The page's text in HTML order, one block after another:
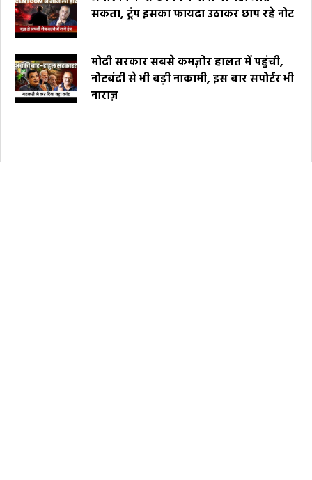
सकता, ट्रंप इसका फायदा उठाकर छाप रहे नोट
मोदी सरकार सबसे कमज़ोर हालत में पहुंची,
नोटबंदी से भी बड़ी नाकामी, इस बार सपोर्टर भी
नाराज़